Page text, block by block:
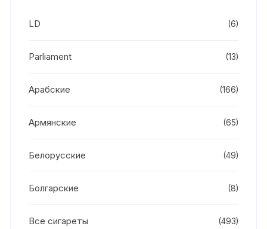
LD (6)
Parliament (13)
Арабские (166)
Армянские (65)
Белорусские (49)
Болгарские (8)
Все сигареты (493)